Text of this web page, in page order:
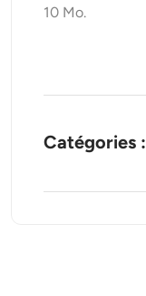
10 Mo.
Catégories :